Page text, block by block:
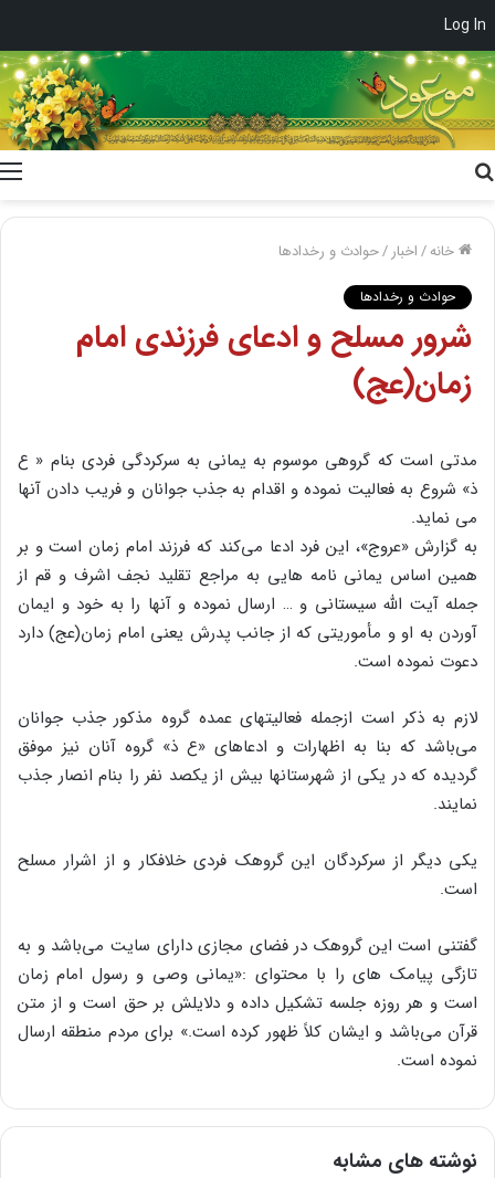
Log In
خانه/اخبار /حوادث و رخدادها
حوادث و رخدادها
شرور مسلح و ادعای فرزندی امام
زمان(عج)
مدتی است که گروهی موسوم به یمانی به سرکردگی فردی بنام « ع
ذ» شروع به فعالیت نموده و اقدام به جذب جوانان و فریب دادن آنها
می نماید.
به گزارش «عروج»، این فرد ادعا می‌کند که فرزند امام زمان است و بر
همین اساس یمانی نامه هایی به مراجع تقلید نجف اشرف و قم از
جمله آیت الله سیستانی و … ارسال نموده و آنها را به خود و ایمان
آوردن به او و مأموریتی که از جانب پدرش یعنی امام زمان(عج) دارد
دعوت نموده است.
لازم به ذکر است ازجمله فعالیتهای عمده گروه مذکور جذب جوانان
می‌باشد که بنا به اظهارات و ادعاهای «ع ذ» گروه آنان نیز موفق
گردیده که در یکی از شهرستانها بیش از یکصد نفر را بنام انصار جذب
نمایند.
یکی دیگر از سرکردگان این گروهک فردی خلافکار و از اشرار مسلح
است.
گفتنی است این گروهک در فضای مجازی دارای سایت می‌باشد و به
تازگی پیامک های را با محتوای :«یمانی وصی و رسول امام زمان
است و هر روزه جلسه تشکیل داده و دلایلش بر حق است و از متن
قرآن می‌باشد و ایشان کلاً ظهور کرده است.» برای مردم منطقه ارسال
نموده است.
نوشته های مشابه